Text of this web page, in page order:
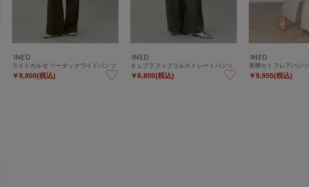
INED
ライトカルゼ ツータックワイドパンツ
￥8,800(税込)
INED
キュプラフィブリルストレートパンツ
￥8,800(税込)
INED
美脚セミフレアパンツ
￥9,955(税込)